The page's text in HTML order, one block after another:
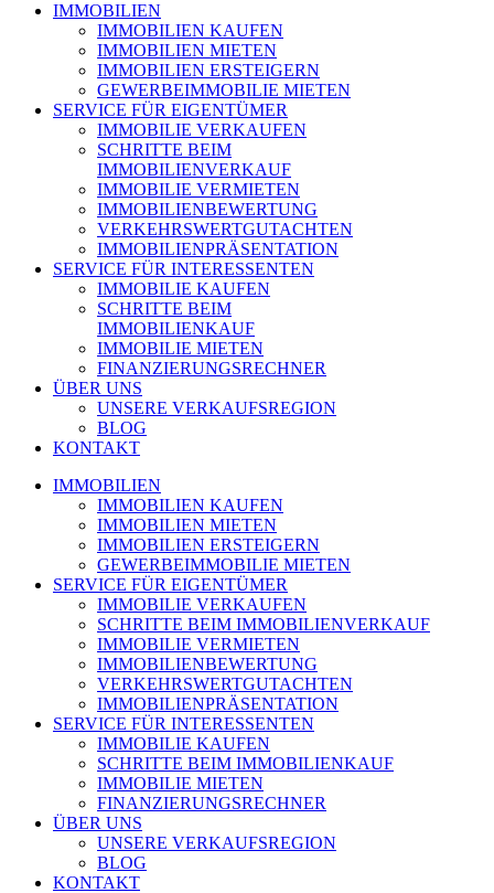
IMMOBILIEN
IMMOBILIEN KAUFEN
IMMOBILIEN MIETEN
IMMOBILIEN ERSTEIGERN
GEWERBEIMMOBILIE MIETEN
SERVICE FÜR EIGENTÜMER
IMMOBILIE VERKAUFEN
SCHRITTE BEIM
IMMOBILIENVERKAUF
IMMOBILIE VERMIETEN
IMMOBILIEN­BEWERTUNG
VERKEHRSWERT­GUTACHTEN
IMMOBILIEN­PRÄSENTATION
SERVICE FÜR INTERESSENTEN
IMMOBILIE KAUFEN
SCHRITTE BEIM
IMMOBILIENKAUF
IMMOBILIE MIETEN
FINANZIERUNGSRECHNER
ÜBER UNS
UNSERE VERKAUFSREGION
BLOG
KONTAKT
IMMOBILIEN
IMMOBILIEN KAUFEN
IMMOBILIEN MIETEN
IMMOBILIEN ERSTEIGERN
GEWERBEIMMOBILIE MIETEN
SERVICE FÜR EIGENTÜMER
IMMOBILIE VERKAUFEN
SCHRITTE BEIM IMMOBILIENVERKAUF
IMMOBILIE VERMIETEN
IMMOBILIEN­BEWERTUNG
VERKEHRSWERT­GUTACHTEN
IMMOBILIEN­PRÄSENTATION
SERVICE FÜR INTERESSENTEN
IMMOBILIE KAUFEN
SCHRITTE BEIM IMMOBILIENKAUF
IMMOBILIE MIETEN
FINANZIERUNGSRECHNER
ÜBER UNS
UNSERE VERKAUFSREGION
BLOG
KONTAKT